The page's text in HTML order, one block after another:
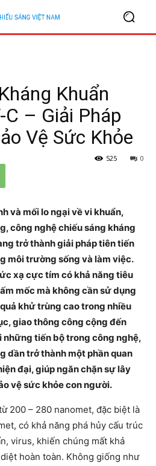
Khuẩn
C – Giải Pháp
Vệ Sức Khỏe
0
525
và mối lo ngại về vi khuẩn,
công nghệ chiếu sáng kháng
trở thành giải pháp tiên tiến
môi trường sống và làm việc.
xạ cực tím có khả năng tiêu
mốc mà không cần sử dụng
khử trùng cao trong nhiều
giao thông công cộng đến
những tiến bộ trong công nghệ,
dần trở thành một phần quan
đại, giúp ngăn chặn sự lây
vệ sức khỏe con người.
200 – 280 nanomet, đặc biệt là
có khả năng phá hủy cấu trúc
virus, khiến chúng mất khả
hoàn toàn. Không giống như